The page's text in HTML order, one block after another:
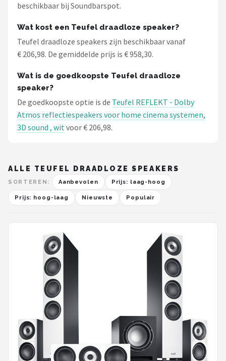
beschikbaar bij Soundbarspot.
Wat kost een Teufel draadloze speaker?
Teufel draadloze speakers zijn beschikbaar vanaf
€ 206,98. De gemiddelde prijs is € 958,30.
Wat is de goedkoopste Teufel draadloze
speaker?
De goedkoopste optie is de Teufel REFLEKT - Dolby
Atmos reflectiespeakers voor home cinema systemen,
3D sound , witvoor € 206,98.
ALLE TEUFEL DRAADLOZE SPEAKERS
SORTEREN: Aanbevolen Prijs: laag-hoog
Prijs: hoog-laag Nieuwste Populair